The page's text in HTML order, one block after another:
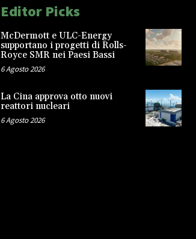
Editor Picks
McDermott e ULC-Energy
supportano i progetti di Rolls-
Royce SMR nei Paesi Bassi
6 Agosto 2026
La Cina approva otto nuovi
reattori nucleari
6 Agosto 2026